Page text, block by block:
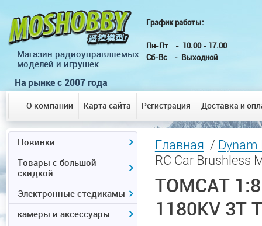
Магазин радиоуправляемых
моделей и игрушек.
На рынке с 2007 года
График работы: г.
Пн-Пт - 10.00 -
Сб-Вс - Выходной
О компании Карта сайта Регистрация Доставка и
Главная / Dynam
RC Car Brushless
TOMCAT
1180KV 3T
Новинки
Товары с большой
скидкой
Электронные стедикамы
камеры и аксессуары